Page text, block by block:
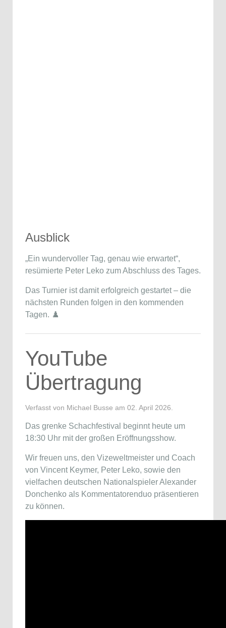
Ausblick
„Ein wundervoller Tag, genau wie erwartet“,
resümierte Peter Leko zum Abschluss des Tages.
Das Turnier ist damit erfolgreich gestartet – die
nächsten Runden folgen in den kommenden
Tagen. ♟️
YouTube
Übertragung
Verfasst von Michael Busse am 02. April 2026
Das grenke Schachfestival beginnt heute um
18:30 Uhr mit der großen Eröffnungsshow.
Wir freuen uns, den Vizeweltmeister und Coach
von Vincent Keymer, Peter Leko, sowie den
vielfachen deutschen Nationalspieler Alexander
Donchenko als Kommentatorenduo präsentieren
zu können.